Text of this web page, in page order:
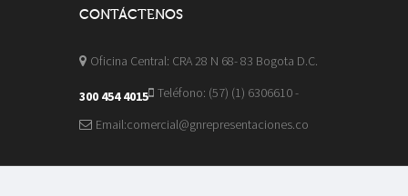
CONTÁCTENOS
Oficina Central: CRA 28 N 68- 83 Bogota D.C.
Teléfono: (57) (1) 6306610 -
300 454 4015
Email:comercial@gnrepresentaciones.co